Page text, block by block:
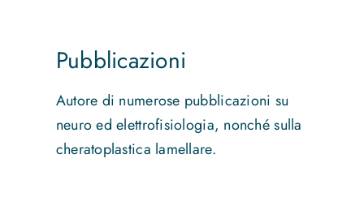
Pubblicazioni
Autore di numerose pubblicazioni su
neuro ed elettrofisiologia, nonché sulla
cheratoplastica lamellare.